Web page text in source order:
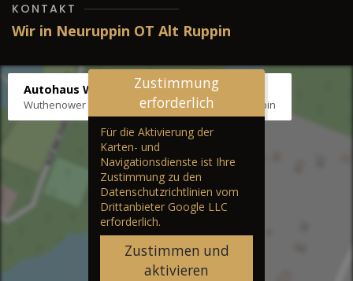
KONTAKT
Wir in Neuruppin OT Alt Ruppin
Autohaus Wernicke
Wuthenower Str. 12b, 16827 Neuruppin OT Alt Ruppin
Zustimmung
erforderlich
Für die Aktivierung der
Karten- und
Navigationsdienste ist Ihre
Zustimmung zu den
Datenschutzrichtlinien vom
Drittanbieter Google LLC
erforderlich.
Zustimmen und
aktivieren